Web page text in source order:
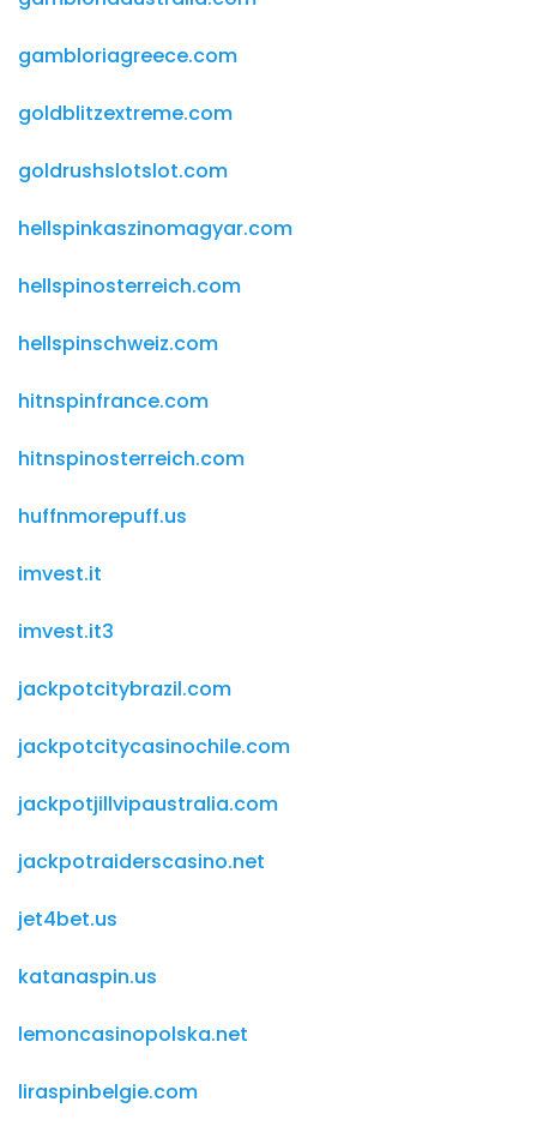
gambloriagreece.com
goldblitzextreme.com
goldrushslotslot.com
hellspinkaszinomagyar.com
hellspinosterreich.com
hellspinschweiz.com
hitnspinfrance.com
hitnspinosterreich.com
huffnmorepuff.us
imvest.it
imvest.it3
jackpotcitybrazil.com
jackpotcitycasinochile.com
jackpotjillvipaustralia.com
jackpotraiderscasino.net
jet4bet.us
katanaspin.us
lemoncasinopolska.net
liraspinbelgie.com